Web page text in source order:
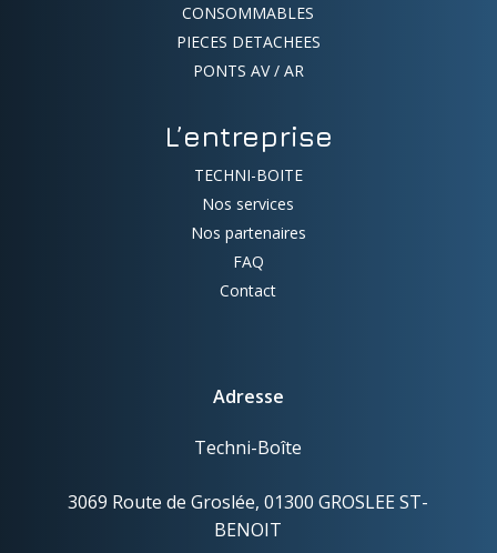
CONSOMMABLES
PIECES DETACHEES
PONTS AV / AR
L’entreprise
TECHNI-BOITE
Nos services
Nos partenaires
FAQ
Contact
Adresse
Techni-Boîte
3069 Route de Groslée, 01300 GROSLEE ST-
BENOIT